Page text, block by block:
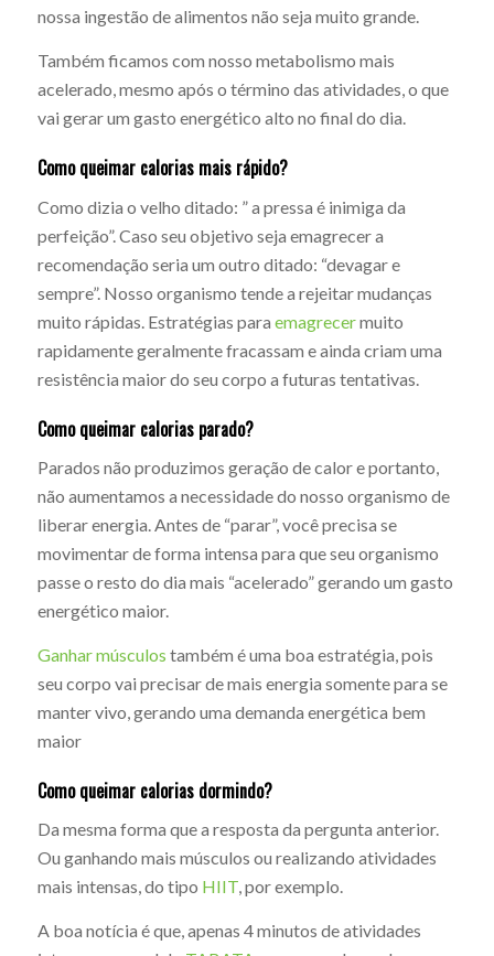
nossa ingestão de alimentos não seja muito grande.
Também ficamos com nosso metabolismo mais
acelerado, mesmo após o término das atividades, o que
vai gerar um gasto energético alto no final do dia.
Como queimar calorias mais rápido?
Como dizia o velho ditado: ” a pressa é inimiga da
perfeição”. Caso seu objetivo seja emagrecer a
recomendação seria um outro ditado: “devagar e
sempre”. Nosso organismo tende a rejeitar mudanças
muito rápidas. Estratégias para emagrecermuito
rapidamente geralmente fracassam e ainda criam uma
resistência maior do seu corpo a futuras tentativas.
Como queimar calorias parado?
Parados não produzimos geração de calor e portanto,
não aumentamos a necessidade do nosso organismo de
liberar energia. Antes de “parar”, você precisa se
movimentar de forma intensa para que seu organismo
passe o resto do dia mais “acelerado” gerando um gasto
energético maior.
Ganhar músculos também é uma boa estratégia, pois
seu corpo vai precisar de mais energia somente para se
manter vivo, gerando uma demanda energética bem
maior
Como queimar calorias dormindo?
Da mesma forma que a resposta da pergunta anterior.
Ou ganhando mais músculos ou realizando atividades
mais intensas, do tipo HIIT, por exemplo.
A boa notícia é que, apenas 4 minutos de atividades